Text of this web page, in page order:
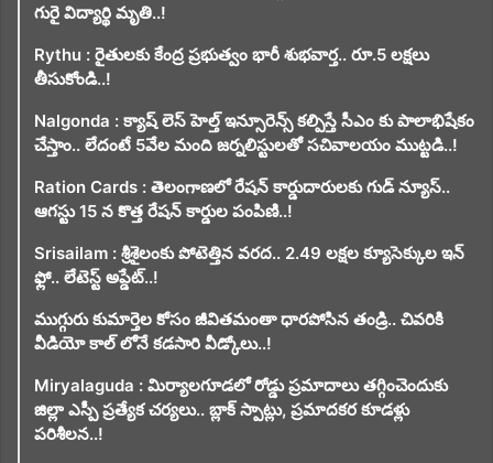
గురై విద్యార్థి మృతి..!
Rythu : రైతులకు కేంద్ర ప్రభుత్వం భారీ శుభవార్త.. రూ.5 లక్షలు
తీసుకోండి..!
Nalgonda : క్యాష్ లెస్ హెల్త్ ఇన్సూరెన్స్ కల్పిస్తే సీఎం కు పాలాభిషేకం
చేస్తాం.. లేదంటే 5వేల మంది జర్నలిస్టులతో సచివాలయం ముట్టడి..!
Ration Cards : తెలంగాణలో రేషన్ కార్డుదారులకు గుడ్ న్యూస్..
ఆగస్టు 15 న కొత్త రేషన్ కార్డుల పంపిణి..!
Srisailam : శ్రీశైలంకు పోటెత్తిన వరద.. 2.49 లక్షల క్యూసెక్కుల ఇన్
ఫ్లో.. లేటెస్ట్ అప్డేట్..!
ముగ్గురు కుమార్తెల కోసం జీవితమంతా ధారపోసిన తండ్రి.. చివరికి
వీడియో కాల్ లోనే కడసారి వీడ్కోలు..!
Miryalaguda : మిర్యాలగూడలో రోడ్డు ప్రమాదాలు తగ్గించెందుకు
జిల్లా ఎస్పీ ప్రత్యేక చర్యలు.. బ్లాక్ స్పాట్లు, ప్రమాదకర కూడళ్లు
పరిశీలన..!